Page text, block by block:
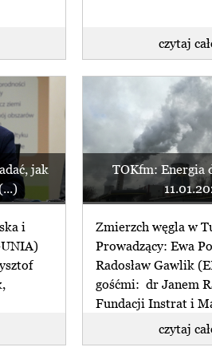
czytaj
jak
i
(...)
TOKfm: Energia
Zmierzch węgla w
Prowadzący: Ewa
Radosław Gawlik
gośćmi: dr Janem
Fundacji Instrat i
Kościańską z (...)
czytaj